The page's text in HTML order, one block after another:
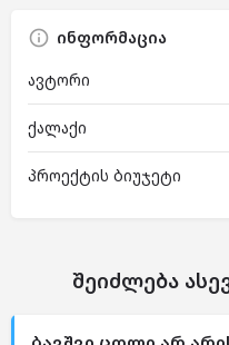
ინფორმაცია
ავტორი
ქალაქი
პროექტის ბიუჯეტი
შეიძლება